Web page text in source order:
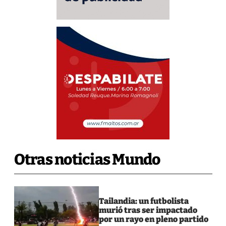
Otras noticias Mundo
Tailandia: un futbolista
murió tras ser impactado
por un rayo en pleno partido